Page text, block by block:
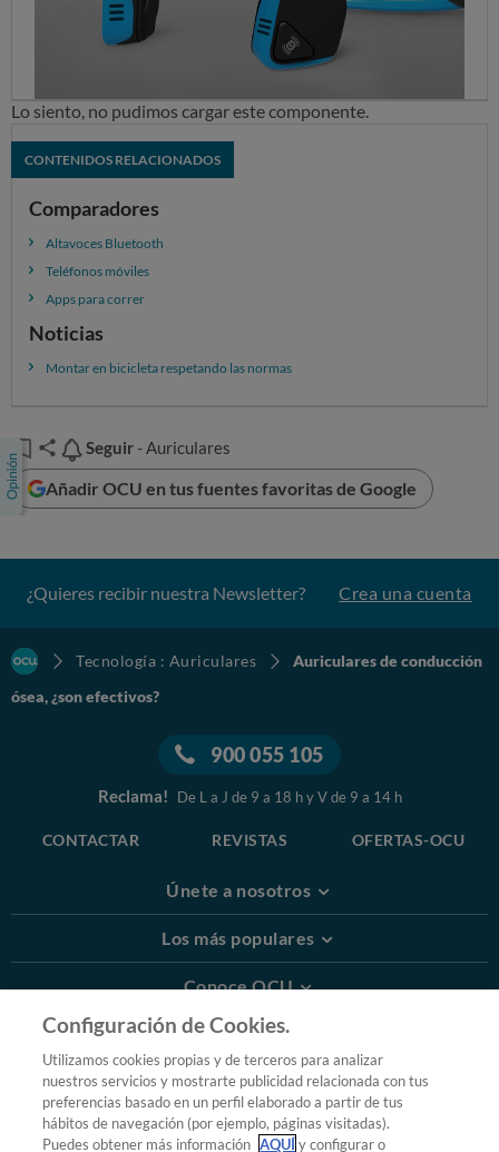
Lo siento, no pudimos cargar este componente.
CONTENIDOS RELACIONADOS
Comparadores
Altavoces Bluetooth
Teléfonos móviles
Apps para correr
Noticias
Montar en bicicleta respetando las normas
Seguir
Seguir - Auriculares
Añadir OCU en tus fuentes favoritas de Google
¿Quieres recibir nuestra Newsletter? Crea una cuenta
Tecnología : Auriculares
Auriculares de conducción
ósea, ¿son efectivos?
900 055 105
Reclama! De L a J de 9 a 18 h y V de 9 a 14 h
CONTACTAR REVISTAS OFERTAS-OCU
Únete a nosotros
Los más populares
Conoce OCU
Más Información
© 2026 OCU
Condiciones generales de contratación de OCU
Política de privacidad
Configuración de Cookies.
Utilizamos cookies propias y de terceros para analizar
nuestros servicios y mostrarte publicidad relacionada con tus
preferencias basado en un perfil elaborado a partir de tus
hábitos de navegación (por ejemplo, páginas visitadas).
Puedes obtener más información AQUÍy configurar o